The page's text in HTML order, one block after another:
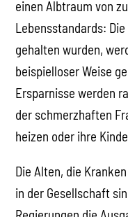
in der Gesellschaft
Regierungen die
Und zum ersten Mal
Mittelschicht vor dem
Kleine Unternehmen
Kombination aus
Mieten und
getrieben. Und wenn
werden